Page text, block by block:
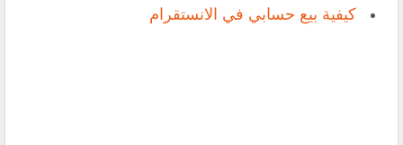
كيفية بيع حسابي في الانستقرام